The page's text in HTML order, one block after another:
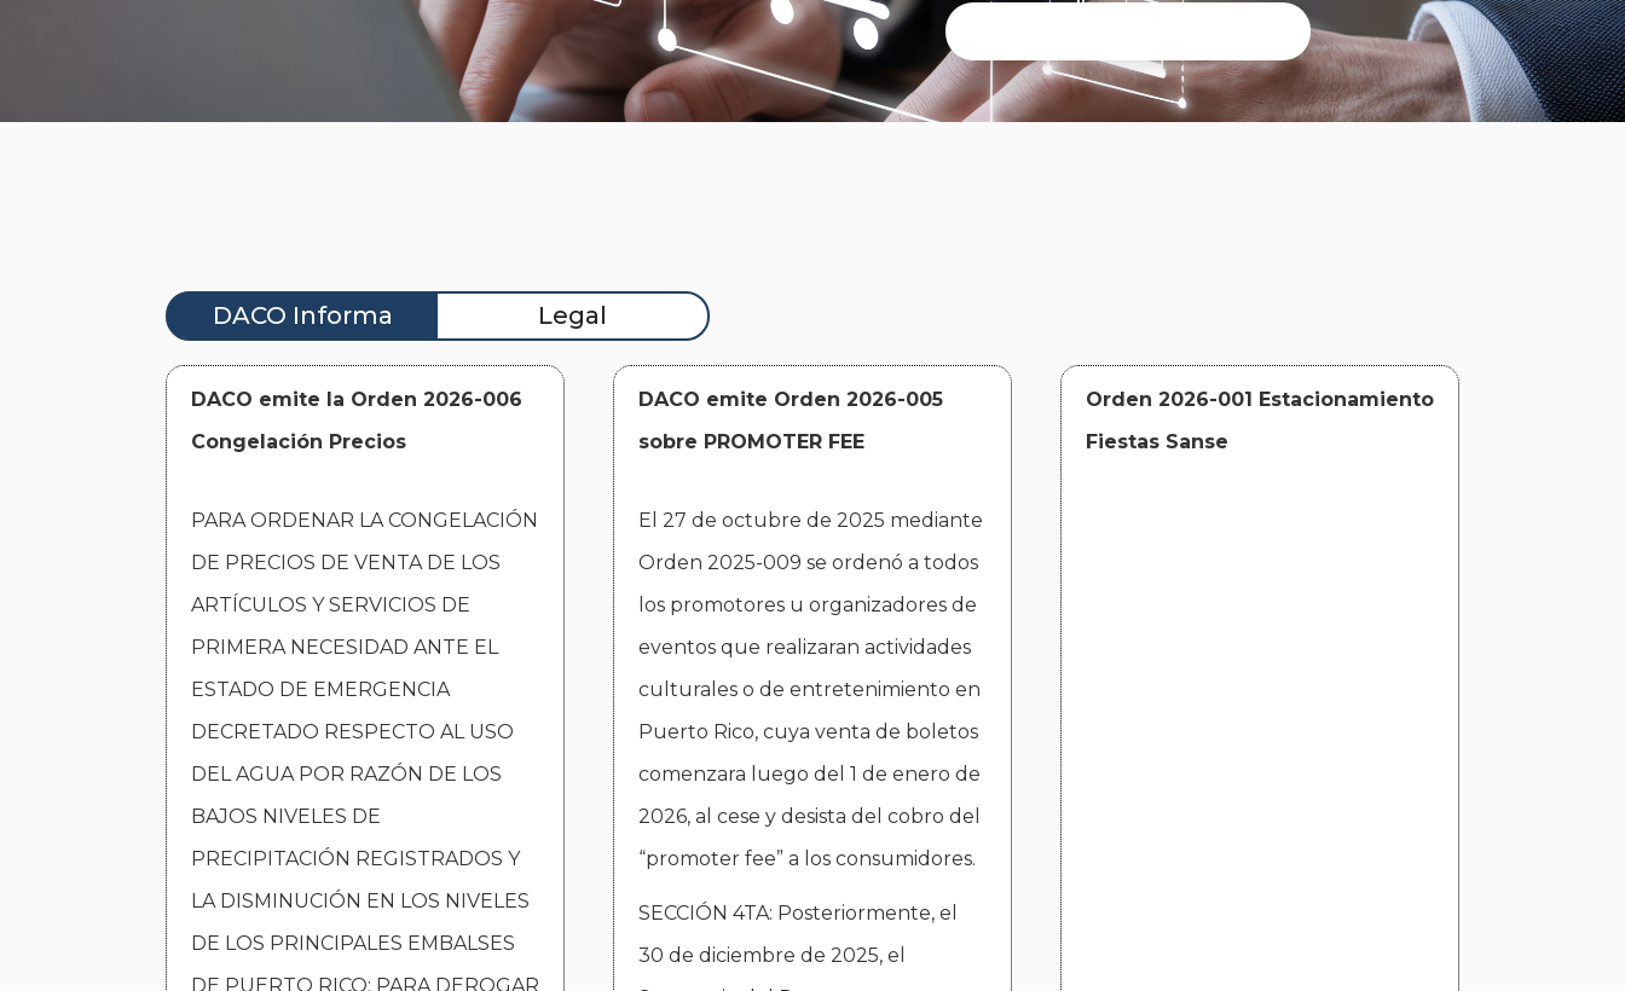
DACO Informa Legal
DACO emite la Orden 2026-006
Congelación Precios
PARA ORDENAR LA CONGELACIÓN
DE PRECIOS DE VENTA DE LOS
ARTÍCULOS Y SERVICIOS DE
PRIMERA NECESIDAD ANTE EL
ESTADO DE EMERGENCIA
DECRETADO RESPECTO AL USO
DEL AGUA POR RAZÓN DE LOS
BAJOS NIVELES DE
PRECIPITACIÓN REGISTRADOS Y
LA DISMINUCIÓN EN LOS NIVELES
DE LOS PRINCIPALES EMBALSES
DE PUERTO RICO; PARA DEROGAR
DACO emite Orden 2026-005
sobre PROMOTER FEE
El 27 de octubre de 2025 mediante
Orden 2025-009 se ordenó a todos
los promotores u organizadores de
eventos que realizaran actividades
culturales o de entretenimiento en
Puerto Rico, cuya venta de boletos
comenzara luego del 1 de enero de
2026, al cese y desista del cobro del
“promoter fee” a los consumidores.
SECCIÓN 4TA: Posteriormente, el
30 de diciembre de 2025, el
Orden 2026-001 Estacionamiento
Fiestas Sanse